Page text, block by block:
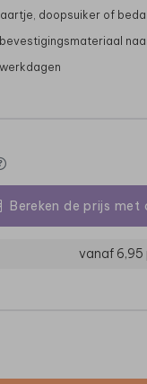
doopsuiker of
Bereken de prijs
vanaf 6,95